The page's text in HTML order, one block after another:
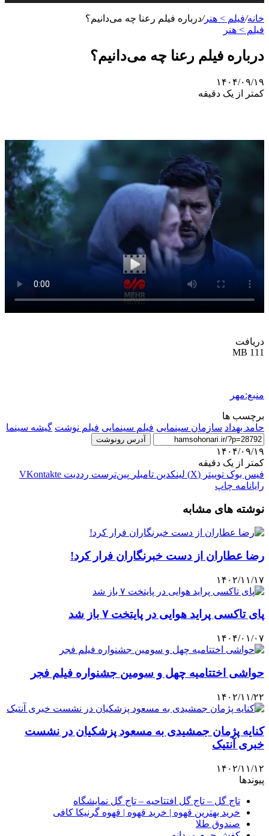
خانه/فیلم > هنر/درباره فیلم رعنا چه می‌دانیم؟
فیلم > هنر
درباره فیلم رعنا چه می‌دانیم؟
۱۴۰۴/۰۹/۱۹
کمتر از یک دقیقه
دریافت
111 MB
منبع:مهر
برچسب ها
حامد بهداد سازمان سینمایی فیلم سینمایی فیلم‌ نوشت گیشه سینما
آدرس رونوشت
۱۴۰۴/۰۹/۱۹
کمتر از یک دقیقه
فیس بوک توییتر (X) لینکدین ‫تامبلر ‫پین‌ترست ‫رددیت ‫VKontakte
رایانامه چاپ
نوشته های مشابه
رضا عطاران از دست خبرنگاران فرار کرد!
۱۴۰۲/۱۱/۱۷
پای تاکسی پراید هوایی در پایتخت ۷ باز شد
۱۴۰۴/۰۱/۰۷
حواشی اختتامیه چهل و سومین جشنواره فیلم فجر
۱۴۰۲/۱۱/۲۲
کنایه پژمان جمشیدی به مسعود پزشکیان در نشست
خبری آنتیک
۱۴۰۲/۱۱/۱۲
پیوندها
تاج گل – تاج گل افتتاحیه – تاج گل نمایشگاه
خرید بهترین قهوه | خرید قهوه | قهوه گرنیکا کافی
صندوق طلا